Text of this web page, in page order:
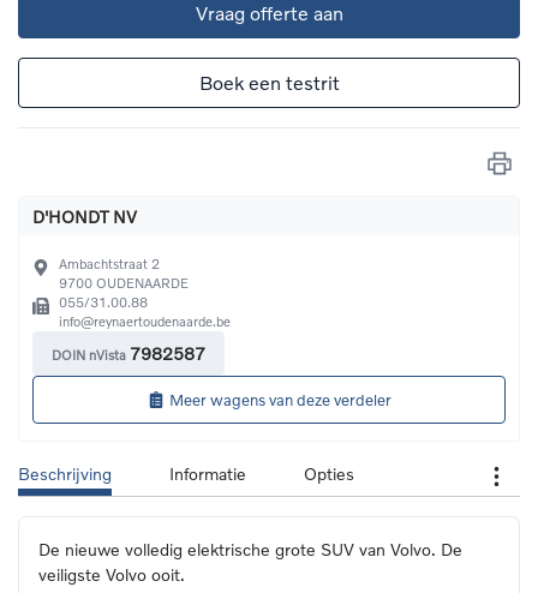
Vraag offerte aan
Boek een testrit
D'HONDT NV
Ambachtstraat 2
9700 OUDENAARDE
055/31.00.88
info@reynaertoudenaarde.be
DOIN nVista 7982587
Meer wagens van deze verdeler
Beschrijving Informatie Opties
De nieuwe volledig elektrische grote SUV van Volvo. De
veiligste Volvo ooit.